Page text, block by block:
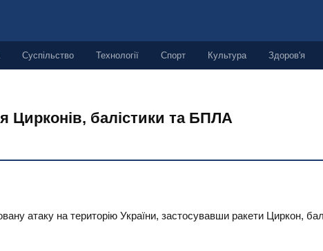
Суспільство Технології Спорт Культура Здоров'я
Цирконів, балістики та БПЛА
атаку на територію України, застосувавши ракети Циркон,